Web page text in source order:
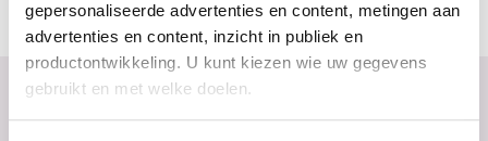
gepersonaliseerde advertenties en content, metingen aan
advertenties en content, inzicht in publiek en
productontwikkeling. U kunt kiezen wie uw gegevens
gebruikt en met welke doelen.
Wil je reageren of heb je een vraag?
Er zijn nog geen reacties, wees de eerste!